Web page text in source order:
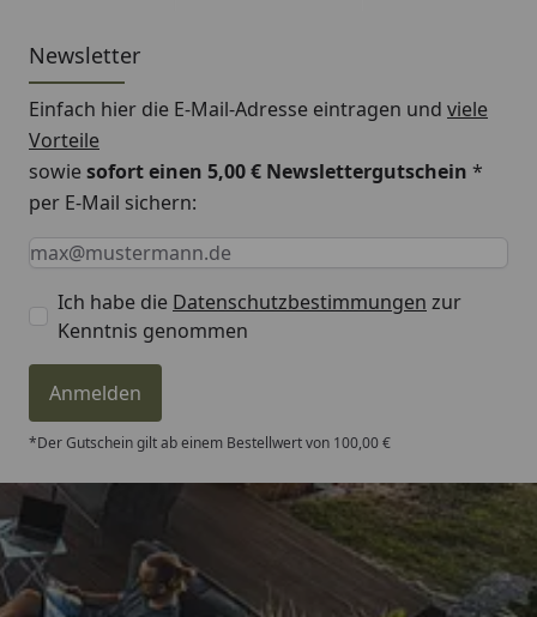
Newsletter
Einfach hier die E-Mail-Adresse eintragen und viele
Vorteile
sowiesofort einen 5,00 € Newslettergutschein *
per E-Mail sichern:
Keine Eingabe erforderlich
Eingabe erforderlich
E-Mail *
Ich habe die Datenschutzbestimmungen zur
Kenntnis genommen
Anmelden
*Der Gutschein gilt ab einem Bestellwert von 100,00 €
Trusted Shops